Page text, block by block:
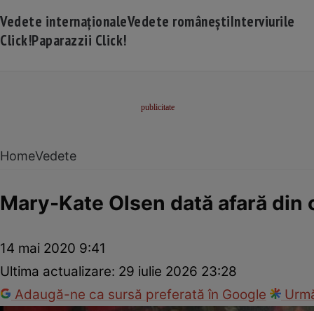
Vedete internaționaleVedete româneștiInterviurile
Click!Paparazzii Click!
HomeVedete
Mary-Kate Olsen dată afară
14 mai 2020 9:41
Ultima actualizare: 29 iulie 2026 23:28
Adaugă-ne ca sursă preferată în Google